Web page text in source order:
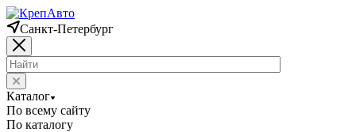
Санкт-Петербург
Каталог
По всему сайту
По каталогу